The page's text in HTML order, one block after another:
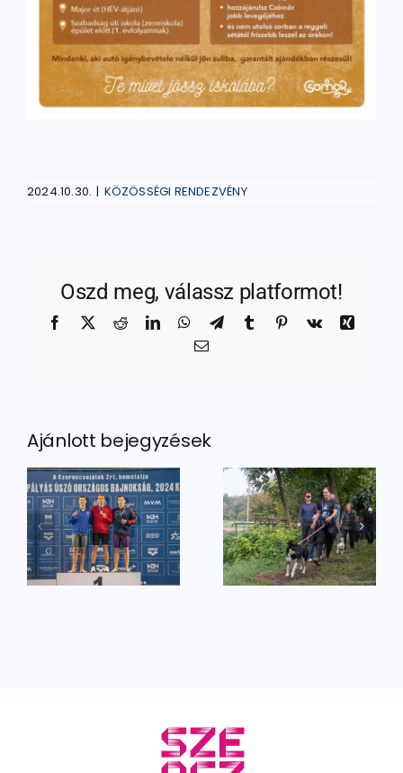
2024.10.30. | KÖZÖSSÉGI RENDEZVÉNY
Oszd meg, válassz platformot!
Facebook
X RedditLinkedInWhatsApp
TelegramTumblr Pinterest
Vk
Xing
Email:
Ajánlott bejegyzések
Hagyomány
– tele
egészséggel
Vasárnap
ismét
Csatangoló!